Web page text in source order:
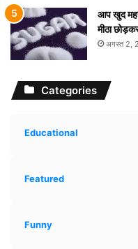
आप खुद
मीठा
अगस्त 2,
Categories
Educational
Featured
Funny